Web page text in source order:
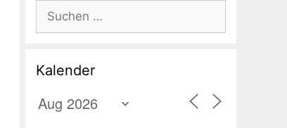
Suchen
nach:
Kalender